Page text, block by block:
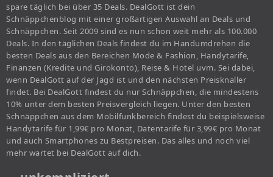
spare täglich bei über 35 Deals. DealGott ist dein
Schnäppchenblog mit einer großartigen Auswahl an Deals und
Schnäppchen. Seit 2009 sind es nun schon weit mehr als 100.000
Deals. In den täglichen Deals findest du im Handumdrehen die
besten Deals aus den Bereichen Mode & Fashion, Handytarife,
Finanzen (Kredite und Girokonto), Reise & Hotel uvm. Sei dabei,
wenn DealGott auf der Jagd ist und den nächsten Preisknaller
findet. Bei DealGott findest du nur Schnäppchen, die mindestens
10% unter dem besten Preisvergleich liegen. Unter den besten
Schnäppchen aus dem Mobilfunkbereich findest du beispielsweise
Handytarife für 1,99€ pro Monat, Datentarife für 3,99€ pro Monat
und auch Smartphones zu Bestpreisen. Das alles und noch viel
mehr wartet bei DealGott auf dich.